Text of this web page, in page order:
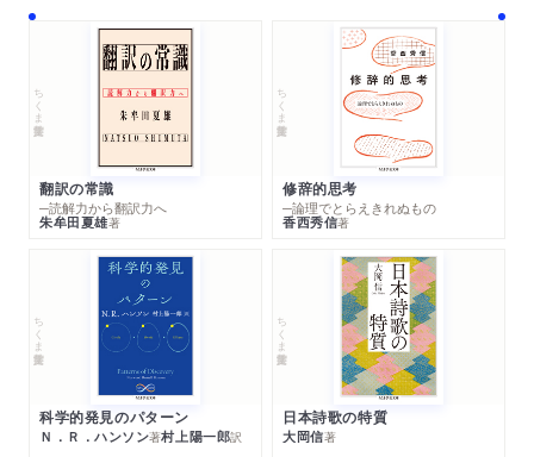
ちくま学芸文庫
翻訳の常識
─読解力から翻訳力へ
朱牟田夏雄著
ちくま学芸文庫
修辞的思考
─論理でとらえきれぬもの
香西秀信著
ちくま学芸文庫
科学的発見のパターン
Ｎ．Ｒ．ハンソン著村上陽一郎訳
ちくま学芸文庫
日本詩歌の特質
大岡信著